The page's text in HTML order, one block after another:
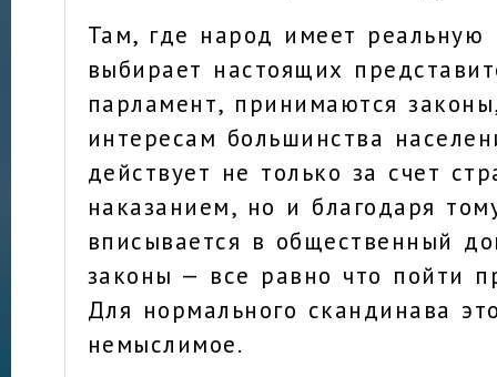
Там, где народ имеет реальную
выбирает настоящих
парламент, принимаются
интересам большинства
действует не только за счет
наказанием, но и благодаря
вписывается в общественный
законы — все равно что пойти
Для нормального скандинава
немыслимое.